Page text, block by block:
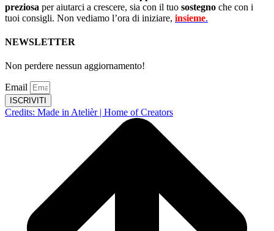
preziosa per aiutarci a crescere, sia con il tuo sostegno che con i
tuoi consigli. Non vediamo l’ora di iniziare, insieme.
NEWSLETTER
Non perdere nessun aggiornamento!
Email
ISCRIVITI
Credits: Made in Atelièr | Home of Creators